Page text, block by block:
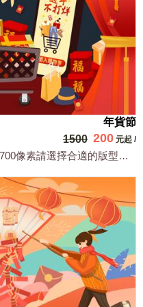
年貨節
1500 200 元起 /
最大輸出尺寸1920*700像素請選擇合適的版型，文字或相關商品圖須由買方提供文...